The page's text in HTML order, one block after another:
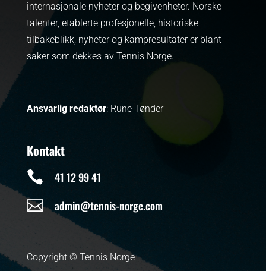
internasjonale nyheter og begivenheter. Norske
talenter, etablerte profesjonelle, historiske
tilbakeblikk, nyheter og kampresultater er blant
saker som dekkes av Tennis Norge.
Ansvarlig redaktør: Rune Tønder
Kontakt
 41 12 99 41
 admin@tennis-norge.com
Copyright © Tennis Norge